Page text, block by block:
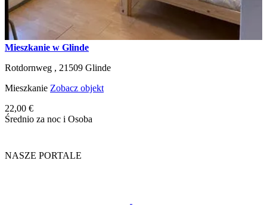
Mieszkanie w Glinde
Rotdornweg , 21509 Glinde
Mieszkanie Zobacz objekt
22,00 €
Średnio za noc i Osoba
NASZE PORTALE